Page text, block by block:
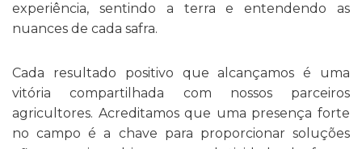
experiência, sentindo a terra e entendendo as
nuances de cada safra.
Cada resultado positivo que alcançamos é uma
vitória compartilhada com nossos parceiros
agricultores. Acreditamos que uma presença forte
no campo é a chave para proporcionar soluções